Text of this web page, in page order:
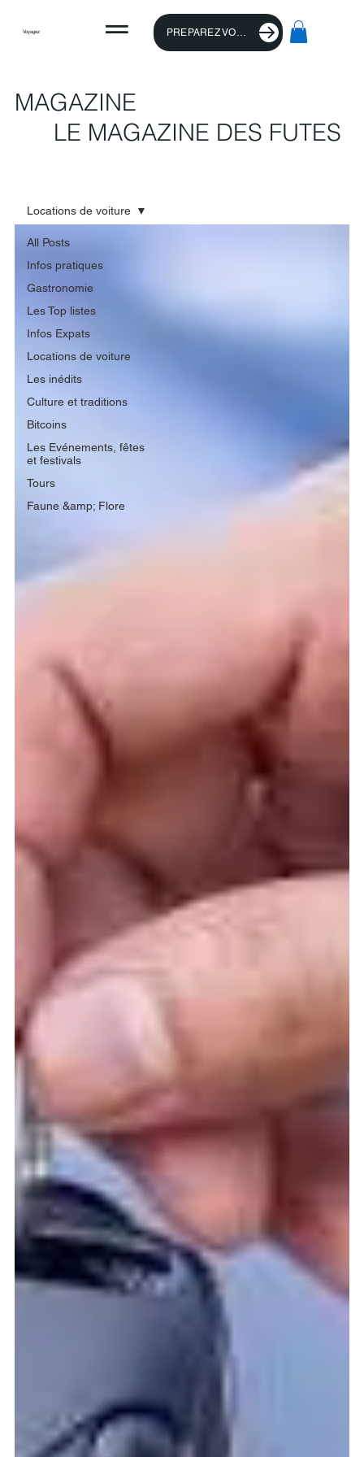
Voyagez PREPAREZ VOTRE VOYAGE
MAGAZINE
LE MAGAZINE DES FUTES
All Posts
Infos pratiques
Gastronomie
Les Top listes
Infos Expats
Locations de voiture
Les inédits
Culture et traditions
Bitcoins
Les Evénements, fêtes
et festivals
Tours
Faune &amp; Flore
Locations de voiture